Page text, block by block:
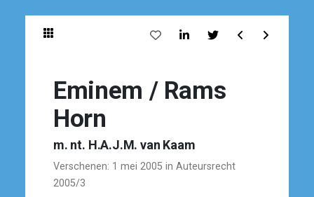
Eminem / Rams
Horn
m. nt. H.A.J.M. van Kaam
Verschenen: 1 mei 2005 in Auteursrecht
2005/3